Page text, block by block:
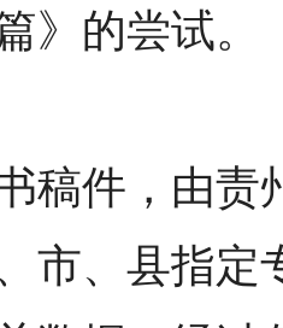
》的尝试。
稿件，由责
市、县指定